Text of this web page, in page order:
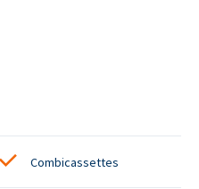
Combicassettes